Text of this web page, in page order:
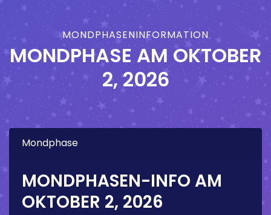
MONDPHASENINFORMATION
MONDPHASE AM OKTOBER
2, 2026
Mondphase
MONDPHASEN-INFO AM
OKTOBER 2, 2026